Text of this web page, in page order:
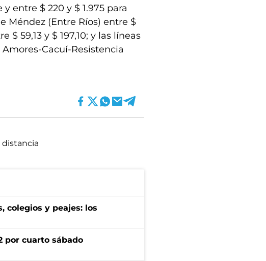
entre $ 220 y $ 1.975 para
Méndez (Entre Ríos) entre $
$ 59,13 y $ 197,10; y las líneas
Cacuí-Resistencia
colegios y peajes: los
por cuarto sábado